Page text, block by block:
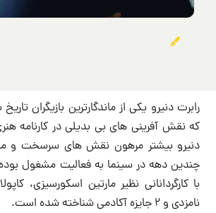
رابرت دنیرو یکی از ماندگارترین بازیگران
که نقش آفرینی های بی بدیلی در کارنامه
دنیرو بیشتر مرهون نقش های سرسخت و
چندین دهه در سینما به فعالیت مشغول
نامزدی و 2 جایزه آکادمی شناخته شده است.